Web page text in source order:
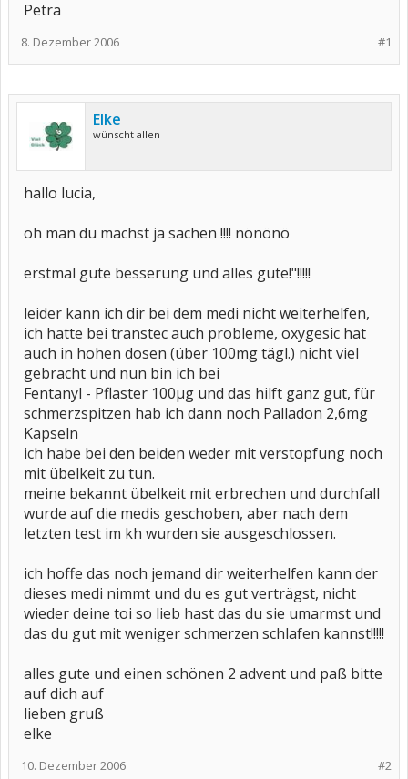
Petra
#1
8. Dezember 2006
Elke
wünscht allen
hallo lucia,
oh man du machst ja sachen !!!! nönönö
erstmal gute besserung und alles gute!"!!!!!
leider kann ich dir bei dem medi nicht weiterhelfen,
ich hatte bei transtec auch probleme, oxygesic hat
auch in hohen dosen (über 100mg tägl.) nicht viel
gebracht und nun bin ich bei
Fentanyl - Pflaster 100µg und das hilft ganz gut, für
schmerzspitzen hab ich dann noch Palladon 2,6mg
Kapseln
ich habe bei den beiden weder mit verstopfung noch
mit übelkeit zu tun.
meine bekannt übelkeit mit erbrechen und durchfall
wurde auf die medis geschoben, aber nach dem
letzten test im kh wurden sie ausgeschlossen.
ich hoffe das noch jemand dir weiterhelfen kann der
dieses medi nimmt und du es gut verträgst, nicht
wieder deine toi so lieb hast das du sie umarmst und
das du gut mit weniger schmerzen schlafen kannst!!!!!
alles gute und einen schönen 2 advent und paß bitte
auf dich auf
lieben gruß
elke
#2
10. Dezember 2006